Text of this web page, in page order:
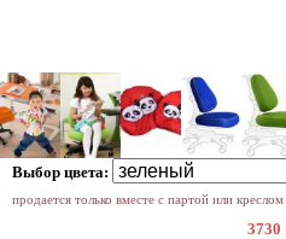
Выбор цвета:
продается только вместе с партой или
3730